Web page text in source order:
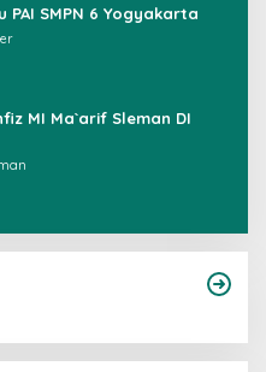
PAI SMPN 6 Yogyakarta
MI Ma`arif Sleman DI